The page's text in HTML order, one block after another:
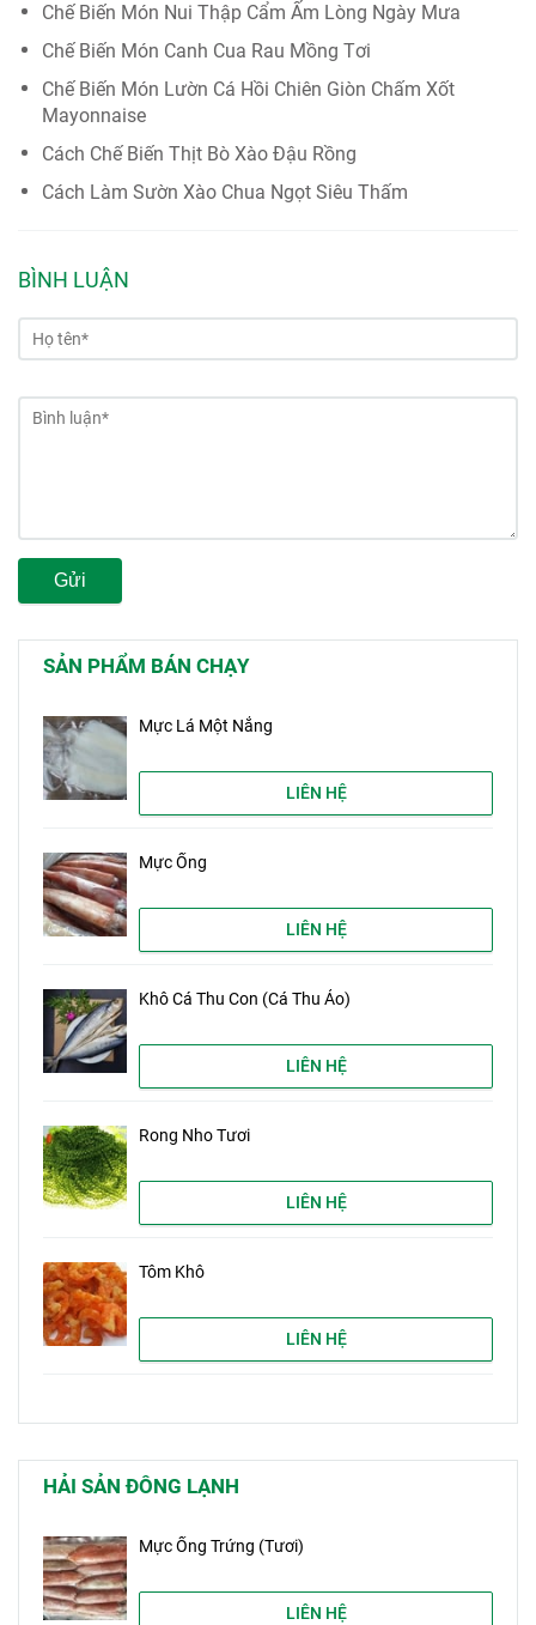
Chế Biến Món Nui Thập Cẩm Ấm Lòng Ngày Mưa
Chế Biến Món Canh Cua Rau Mồng Tơi
Chế Biến Món Lườn Cá Hồi Chiên Giòn Chấm Xốt
Mayonnaise
Cách Chế Biến Thịt Bò Xào Đậu Rồng
Cách Làm Sườn Xào Chua Ngọt Siêu Thấm
BÌNH LUẬN
Gửi
SẢN PHẨM BÁN CHẠY
Mực Lá Một Nắng
LIÊN HỆ
Mực Ống
LIÊN HỆ
Khô Cá Thu Con (Cá Thu Ảo)
LIÊN HỆ
Rong Nho Tươi
LIÊN HỆ
Tôm Khô
LIÊN HỆ
HẢI SẢN ĐÔNG LẠNH
Mực Ống Trứng (Tươi)
LIÊN HỆ